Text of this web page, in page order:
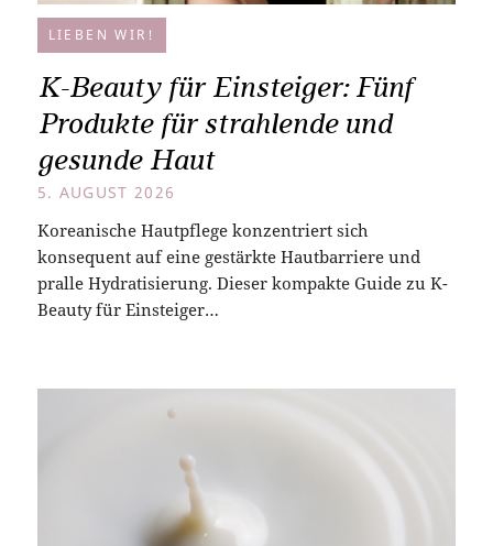
LIEBEN WIR!
K-Beauty für Einsteiger: Fünf
Produkte für strahlende und
gesunde Haut
5. AUGUST 2026
Koreanische Hautpflege konzentriert sich
konsequent auf eine gestärkte Hautbarriere und
pralle Hydratisierung. Dieser kompakte Guide zu K-
Beauty für Einsteiger…